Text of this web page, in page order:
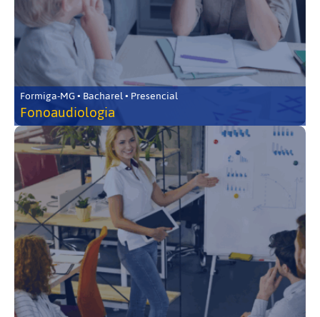
Formiga-MG • Bacharel • Presencial
Fonoaudiologia